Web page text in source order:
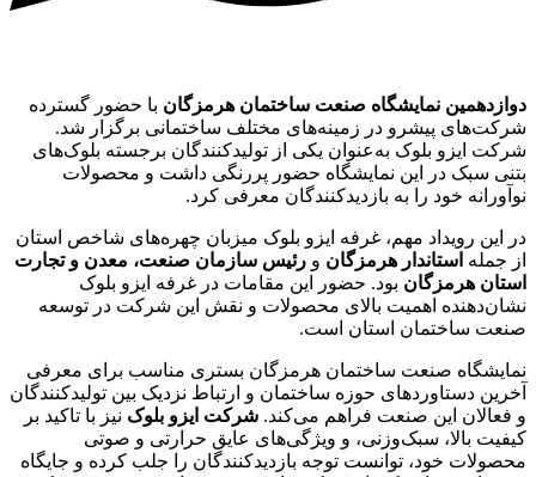
دوازدهمین نمایشگاه صنعت ساختمان هرمزگان با حضور گسترده
شرکت‌های پیشرو در زمینه‌های مختلف ساختمانی برگزار شد.
شرکت ایزو بلوک به‌عنوان یکی از تولیدکنندگان برجسته بلوک‌های
بتنی سبک در این نمایشگاه حضور پررنگی داشت و محصولات
نوآورانه خود را به بازدیدکنندگان معرفی کرد.
در این رویداد مهم، غرفه ایزو بلوک میزبان چهره‌های شاخص استان
از جمله استاندار هرمزگان و رئیس سازمان صنعت، معدن و تجارت
استان هرمزگان بود. حضور این مقامات در غرفه ایزو بلوک
نشان‌دهنده اهمیت بالای محصولات و نقش این شرکت در توسعه
صنعت ساختمان استان است.
نمایشگاه صنعت ساختمان هرمزگان بستری مناسب برای معرفی
آخرین دستاوردهای حوزه ساختمان و ارتباط نزدیک بین تولیدکنندگان
و فعالان این صنعت فراهم می‌کند. شرکت ایزو بلوک نیز با تاکید بر
کیفیت بالا، سبک‌وزنی، و ویژگی‌های عایق حرارتی و صوتی
محصولات خود، توانست توجه بازدیدکنندگان را جلب کرده و جایگاه